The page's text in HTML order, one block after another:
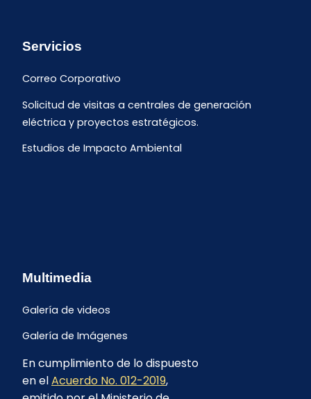
Servicios
Correo Corporativo
Solicitud de visitas a centrales de generación
eléctrica y proyectos estratégicos.
Estudios de Impacto Ambiental
Multimedia
Galería de videos
Galería de Imágenes
En cumplimiento de lo dispuesto
en elAcuerdo No. 012-2019,